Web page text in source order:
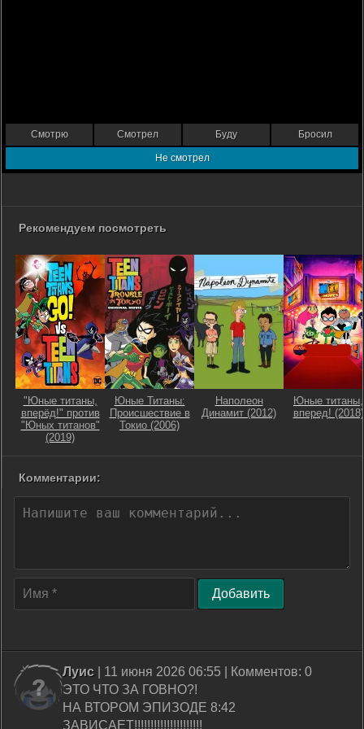
Смотрю Смотрел Буду Бросил
Не смотрел
Рекомендуем посмотреть
"Юные титаны,
вперёд!" против
"Юных титанов"
(2019)
Юные Титаны:
Происшествие в
Токио (2006)
Наполеон
Динамит (2012)
Юные титаны,
вперед! (2018)
Комментарии:
Добавить
Луис | 11 июня 2026 06:55 | Комментов: 0
ЭТО ЧТО ЗА ГОВНО?!
НА ВТОРОМ ЭПИЗОДЕ 8:42
ЗАВИСАЕТ!!!!!!!!!!!!!!!!!!!!!